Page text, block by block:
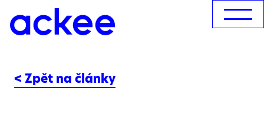
< Zpět na články